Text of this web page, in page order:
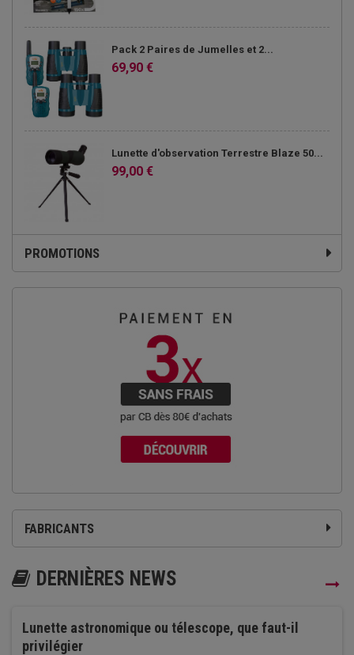
Pack 2 Paires de Jumelles et 2...
69,90 €
Lunette d'observation Terrestre Blaze 50...
99,00 €
PROMOTIONS
FABRICANTS
DERNIÈRES NEWS
Lunette astronomique ou télescope, que faut-il
privilégier